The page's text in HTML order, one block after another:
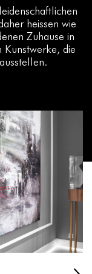
heissen wie
Zuhause in
Kunstwerke, die